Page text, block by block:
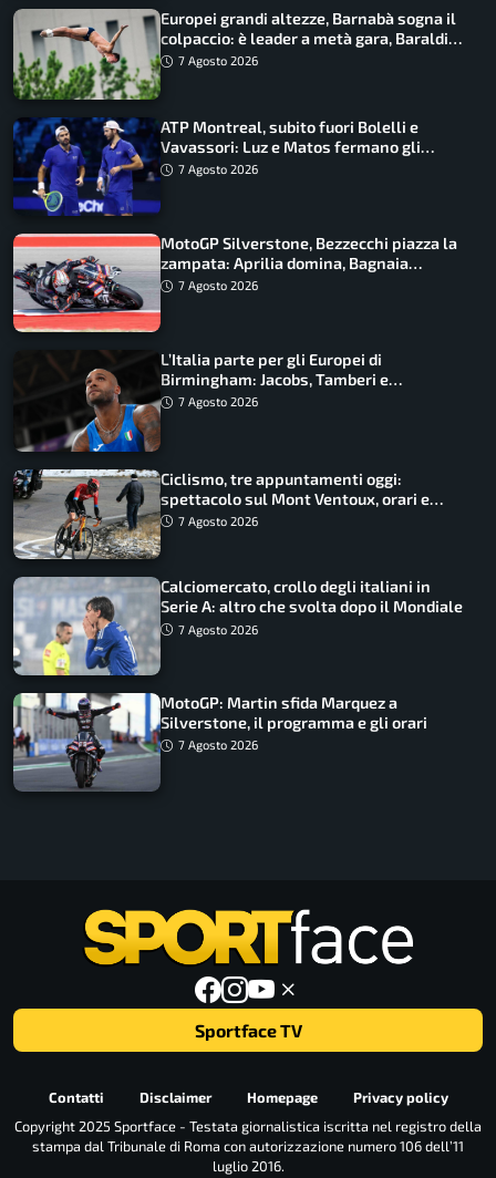
Europei grandi altezze, Barnabà sogna il
colpaccio: è leader a metà gara, Baraldi
ancora in corsa
7 Agosto 2026
ATP Montreal, subito fuori Bolelli e
Vavassori: Luz e Matos fermano gli
azzurri
7 Agosto 2026
MotoGP Silverstone, Bezzecchi piazza la
zampata: Aprilia domina, Bagnaia
costretto al Q1
7 Agosto 2026
L’Italia parte per gli Europei di
Birmingham: Jacobs, Tamberi e
Battocletti guidano una spedizione
7 Agosto 2026
Ciclismo, tre appuntamenti oggi:
spettacolo sul Mont Ventoux, orari e
come vederli
7 Agosto 2026
Calciomercato, crollo degli italiani in
Serie A: altro che svolta dopo il Mondiale
7 Agosto 2026
MotoGP: Martin sfida Marquez a
Silverstone, il programma e gli orari
7 Agosto 2026
Sportface TV
Contatti Disclaimer Homepage
Privacy policy
Copyright 2025 Sportface - Testata giornalistica iscritta nel registro della
stampa dal Tribunale di Roma con autorizzazione numero 106 dell’11
luglio 2016.